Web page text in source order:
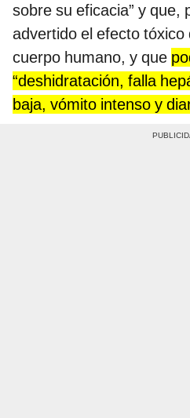
sobre su eficacia” y que,
advertido el efecto tóxico
cuerpo humano, y que
“deshidratación, falla
baja, vómito intenso y